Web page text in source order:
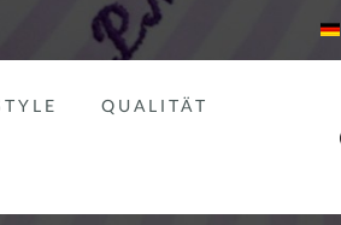
QUALITÄT